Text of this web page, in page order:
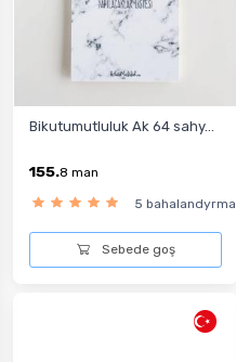
Bikutumutluluk Ak 64 sahy...
155.8 man
5 bahalandyrma
Sebede goş